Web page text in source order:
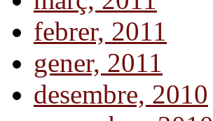
febrer, 2011
gener, 2011
desembre, 2010